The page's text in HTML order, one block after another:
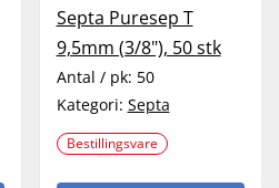
Septa Puresep T
9,5mm (3/8"), 50 stk
Antal / pk: 50
Kategori: Septa
Bestillingsvare